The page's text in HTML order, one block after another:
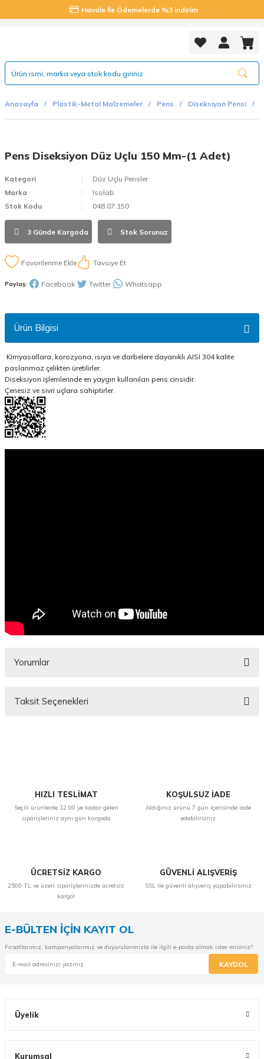
Havale İle Ödemelerde %3 indirim
Anasayfa Plastik-Metal Malzemeler Pens Diseksiyon Pensi
Pens Diseksiyon Düz Uçlu 150 Mm-(1 Adet)
Kategori
Düz Uçlu Pensler
Marka
Isolab
Stok Kodu
048.07.150
3 Günde Kargoda Stok Sorunuz
Tavsiye Et
Paylaş: Facebook Twitter Whatsapp
Ürün Bilgisi
Kimyasallara, korozyona, ısıya ve darbelere dayanıklı AISI 304 kalite
paslanmaz çelikten üretilirler.
Diseksiyon işlemlerinde en yaygın kullanılan pens cinsidir.
Çenesiz ve sivri uçlara sahiptirler.
Yorumlar
Taksit Seçenekleri
HIZLI TESLİMAT
Seçili ürünlerde 12:00 ye kadar gelen
siparişleriniz aynı gün kargoda
KOŞULSUZ İADE
Aldığınız ürünü 7 gün içerisinde iade
edebilirsiniz
ÜCRETSİZ KARGO
2500 TL ve üzeri siparişlerinizde ücretsiz
kargo!
GÜVENLİ ALIŞVERİŞ
SSL ile güvenli alışveriş yapabilirsiniz
E-BÜLTEN İÇİN KAYIT OL
Fırsatlarımız, kampanyalarımız ve duyurularımızla ile ilgili e-posta almak ister misiniz?
KAYDOL
Üyelik
Kurumsal